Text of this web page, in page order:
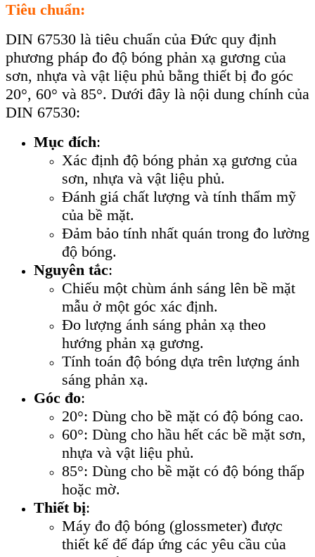
Tiêu chuẩn:
DIN 67530 là tiêu chuẩn của Đức quy định
phương pháp đo độ bóng phản xạ gương của
sơn, nhựa và vật liệu phủ bằng thiết bị đo góc
20°, 60° và 85°. Dưới đây là nội dung chính của
DIN 67530:
Mục đích:
Xác định độ bóng phản xạ gương của
sơn, nhựa và vật liệu phủ.
Đánh giá chất lượng và tính thẩm mỹ
của bề mặt.
Đảm bảo tính nhất quán trong đo lường
độ bóng.
Nguyên tắc:
Chiếu một chùm ánh sáng lên bề mặt
mẫu ở một góc xác định.
Đo lượng ánh sáng phản xạ theo
hướng phản xạ gương.
Tính toán độ bóng dựa trên lượng ánh
sáng phản xạ.
Góc đo:
20°: Dùng cho bề mặt có độ bóng cao.
60°: Dùng cho hầu hết các bề mặt sơn,
nhựa và vật liệu phủ.
85°: Dùng cho bề mặt có độ bóng thấp
hoặc mờ.
Thiết bị:
Máy đo độ bóng (glossmeter) được
thiết kế để đáp ứng các yêu cầu của